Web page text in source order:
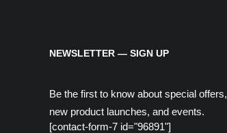
NEWSLETTER — SIGN UP
Be the first to know about special offers,
new product launches, and events.
[contact-form-7 id="96891"]